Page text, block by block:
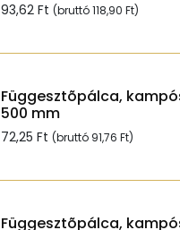
93,62 Ft (bruttó118,90 Ft)
Függesztõpálca,
500 mm
72,25 Ft (bruttó 91,76 Ft)
Függesztõpálca,